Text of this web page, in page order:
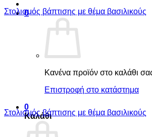
0
Κανένα προϊόν στο καλάθι
Επιστροφή στο κατάστημα
0
Καλάθι
Στολισμός βάπτισης με θέμα βασιλικούς
Στολισμός βάπτισης με θέμα βασιλικούς